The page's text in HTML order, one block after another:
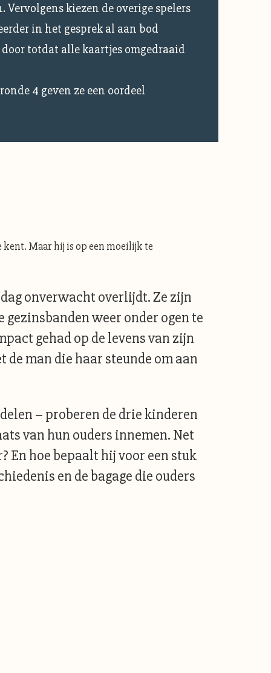
Vervolgens kiezen de overige spelers
in het gesprek al aan bod
totdat alle kaartjes omgedraaid
4 geven ze een oordeel
kent. Maar hij is op een moeilijk te
onverwacht overlijdt. Ze zijn
weer onder ogen te
gehad op de levens van zijn
man die haar steunde om aan
– proberen de drie kinderen
van hun ouders innemen. Net
En hoe bepaalt hij voor een stuk
en de bagage die ouders